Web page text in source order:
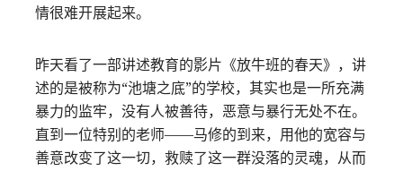
情很难开展起来。
昨天看了一部讲述教育的影片《放牛班的春天》，讲
述的是被称为“池塘之底”的学校，其实也是一所充满
暴力的监牢，没有人被善待，恶意与暴行无处不在。
直到一位特别的老师——马修的到来，用他的宽容与
善意改变了这一切，救赎了这一群没落的灵魂，从而